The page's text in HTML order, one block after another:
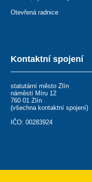
Kontaktní spojení
statutární město Zlín
náměstí Míru 12
760 01 Zlín
(všechna kontaktní spojení)
IČO: 00283924
Otevřená radnice